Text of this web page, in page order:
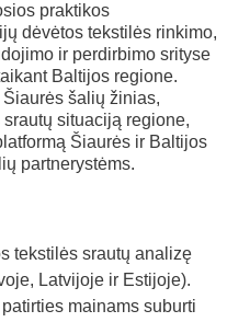
praktikos
dėvėtos tekstilės rinkimo,
ir perdirbimo srityse
Baltijos regione.
šalių žinias,
situaciją regione,
Šiaurės ir Baltijos
partnerystėms.
tekstilės srautų analizę
Latvijoje ir Estijoje).
mainams suburti